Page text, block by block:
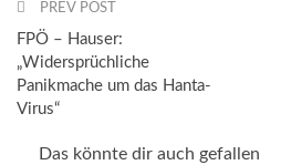
Email
PREV POST
FPÖ – Hauser:
„Widersprüchliche
Panikmache um das Hanta-
Virus“
Das könnte dir auch gefallen